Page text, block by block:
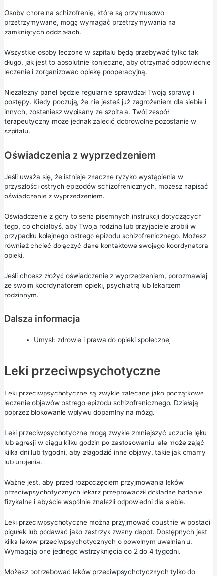
Osoby chore na schizofrenię, które są przymusowo
przetrzymywane, mogą wymagać przetrzymywania na
zamkniętych oddziałach.
Wszystkie osoby leczone w szpitalu będą przebywać tylko tak
długo, jak jest to absolutnie konieczne, aby otrzymać odpowiednie
leczenie i zorganizować opiekę pooperacyjną.
Niezależny panel będzie regularnie sprawdzał Twoją sprawę i
postępy. Kiedy poczują, że nie jesteś już zagrożeniem dla siebie i
innych, zostaniesz wypisany ze szpitala. Twój zespół
terapeutyczny może jednak zalecić dobrowolne pozostanie w
szpitalu.
Oświadczenia z wyprzedzeniem
Jeśli uważa się, że istnieje znaczne ryzyko wystąpienia w
przyszłości ostrych epizodów schizofrenicznych, możesz napisać
oświadczenie z wyprzedzeniem.
Oświadczenie z góry to seria pisemnych instrukcji dotyczących
tego, co chciałbyś, aby Twoja rodzina lub przyjaciele zrobili w
przypadku kolejnego ostrego epizodu schizofrenicznego. Możesz
również chcieć dołączyć dane kontaktowe swojego koordynatora
opieki.
Jeśli chcesz złożyć oświadczenie z wyprzedzeniem, porozmawiaj
ze swoim koordynatorem opieki, psychiatrą lub lekarzem
rodzinnym.
Dalsza informacja
Umysł: zdrowie i prawa do opieki społecznej
Leki przeciwpsychotyczne
Leki przeciwpsychotyczne są zwykle zalecane jako początkowe
leczenie objawów ostrego epizodu schizofrenicznego. Działają
poprzez blokowanie wpływu dopaminy na mózg.
Leki przeciwpsychotyczne mogą zwykle zmniejszyć uczucie lęku
lub agresji w ciągu kilku godzin po zastosowaniu, ale może zająć
kilka dni lub tygodni, aby złagodzić inne objawy, takie jak omamy
lub urojenia.
Ważne jest, aby przed rozpoczęciem przyjmowania leków
przeciwpsychotycznych lekarz przeprowadził dokładne badanie
fizykalne i abyście wspólnie znaleźli odpowiedni dla siebie.
Leki przeciwpsychotyczne można przyjmować doustnie w postaci
pigułek lub podawać jako zastrzyk zwany depot. Dostępnych jest
kilka leków przeciwpsychotycznych o powolnym uwalnianiu.
Wymagają one jednego wstrzyknięcia co 2 do 4 tygodni.
Możesz potrzebować leków przeciwpsychotycznych tylko do